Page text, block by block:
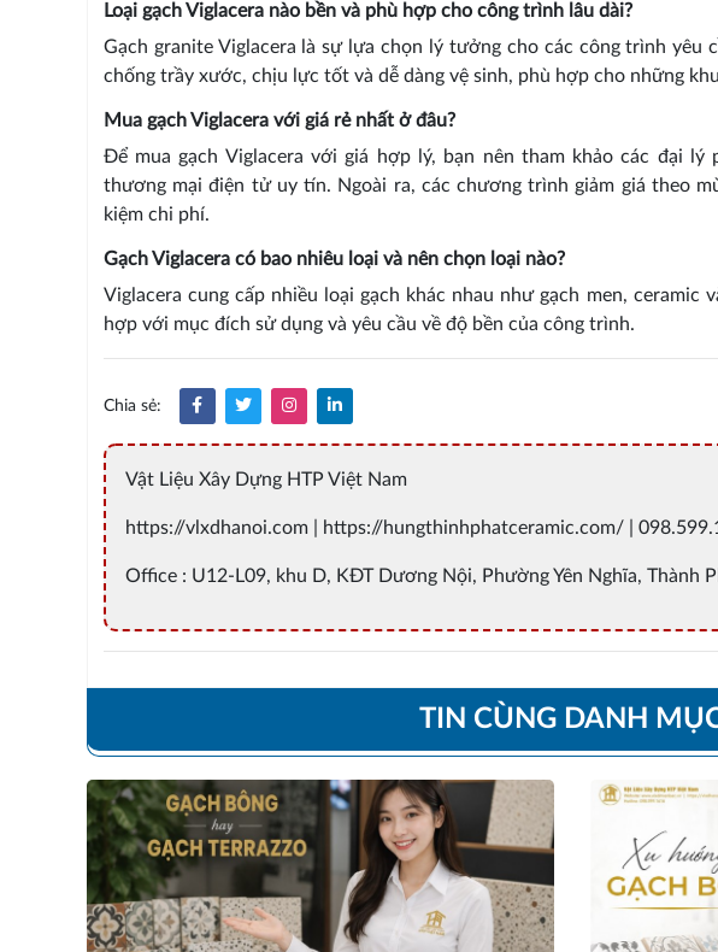
Loại gạch Viglacera nào bền và phù hợp cho công trình lâu dài?
Gạch granite Viglacera là sự lựa chọn lý tưởng cho các công trình yêu
chống trầy xước, chịu lực tốt và dễ dàng vệ sinh, phù hợp cho những
Mua gạch Viglacera với giá rẻ nhất ở đâu?
Để mua gạch Viglacera với giá hợp lý, bạn nên tham khảo các đại lý
thương mại điện tử uy tín. Ngoài ra, các chương trình giảm giá theo
kiệm chi phí.
Gạch Viglacera có bao nhiêu loại và nên chọn loại nào?
Viglacera cung cấp nhiều loại gạch khác nhau như gạch men, ceramic
hợp với mục đích sử dụng và yêu cầu về độ bền của công trình.
Chia sẻ:
Vật Liệu Xây Dựng HTP Việt Nam
https://vlxdhanoi.com | https://hungthinhphatceramic.com/ |
Office : U12-L09, khu D, KĐT Dương Nội, Phường Yên Nghĩa, Thành
TIN CÙNG DANH